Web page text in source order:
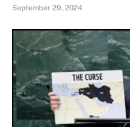
September 29, 2024